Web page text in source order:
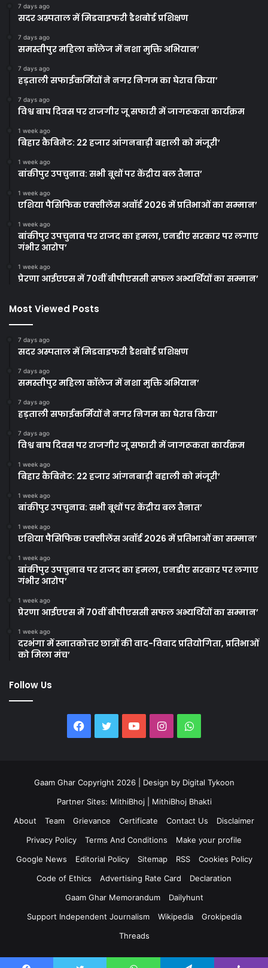
7 days ago
सदर अस्पताल में मिडवाइफरी डैशबोर्ड प्रशिक्षण
7 days ago
समस्तीपुर महिला कॉलेज में नशा मुक्ति अभियान’
7 days ago
हड़ताली सफाईकर्मियों ने नगर निगम का घेराव किया’
7 days ago
विश्व बाघ दिवस पर राजगीर जू सफारी में जागरूकता कार्यक्रम
1 week ago
बिहार कैबिनेट: 22 हजार आंगनबाड़ी बहाली को मंजूरी’
1 week ago
बांकीपुर उपचुनाव: सभी बूथों पर केंद्रीय बल तैनात’
1 week ago
एशिया पैसिफिक एक्सीलेंस अवॉर्ड 2026 में प्रतिभाओं का सम्मान’
1 week ago
बांकीपुर उपचुनाव पर राजद का हमला, एनडीए सरकार पर लगाए
गंभीर आरोप’
1 week ago
प्रेरणा आईएएस में 70वीं बीपीएससी सफल अभ्यर्थियों का सम्मान’
Most Viewed Posts
7 days ago
सदर अस्पताल में मिडवाइफरी डैशबोर्ड प्रशिक्षण
7 days ago
समस्तीपुर महिला कॉलेज में नशा मुक्ति अभियान’
7 days ago
हड़ताली सफाईकर्मियों ने नगर निगम का घेराव किया’
7 days ago
विश्व बाघ दिवस पर राजगीर जू सफारी में जागरूकता कार्यक्रम
1 week ago
बिहार कैबिनेट: 22 हजार आंगनबाड़ी बहाली को मंजूरी’
1 week ago
बांकीपुर उपचुनाव: सभी बूथों पर केंद्रीय बल तैनात’
1 week ago
एशिया पैसिफिक एक्सीलेंस अवॉर्ड 2026 में प्रतिभाओं का सम्मान’
1 week ago
बांकीपुर उपचुनाव पर राजद का हमला, एनडीए सरकार पर लगाए
गंभीर आरोप’
1 week ago
प्रेरणा आईएएस में 70वीं बीपीएससी सफल अभ्यर्थियों का सम्मान’
1 week ago
दरभंगा में स्नातकोत्तर छात्रों की वाद-विवाद प्रतियोगिता, प्रतिभाओं
को मिला मंच’
Follow Us
Facebook
TwitterYouTubeInstagramWhatsApp
Gaam Ghar Copyright 2026 | Design by Digital Tykoon
Partner Sites: MithiBhoj
MithiBhoj Bhakti
About
Team Grievance Certificate Contact Us
Disclaimer
Privacy Policy
Terms And Conditions
Make your profile
Google News
Editorial Policy Sitemap RSS
Cookies Policy
Code of Ethics
Advertising Rate Card
Declaration
Gaam Ghar Memorandum
Dailyhunt
Support Independent Journalism
Wikipedia
Grokipedia
Threads